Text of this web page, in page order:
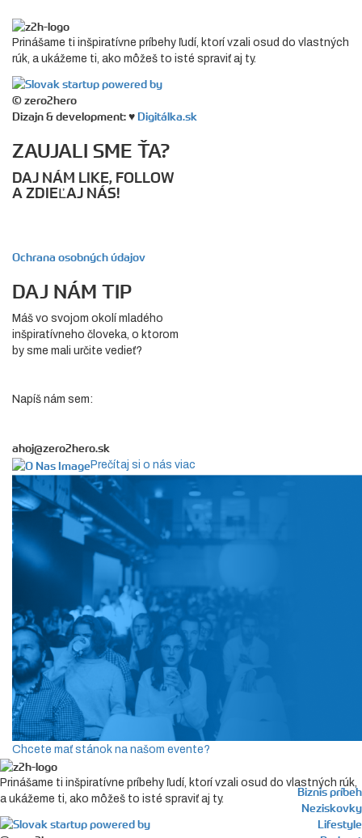
Prinášame ti inšpiratívne príbehy ľudí, ktorí vzali osud do vlastných
rúk, a ukážeme ti, ako môžeš to isté spraviť aj ty.
© zero2hero
Dizajn & development: ♥ Digitálka.sk
ZAUJALI SME ŤA?
DAJ NÁM LIKE, FOLLOW
A ZDIEĽAJ NÁS!
Ochrana osobných údajov
DAJ NÁM TIP
Máš vo svojom okolí mladého
inšpiratívneho človeka, o ktorom
by sme mali určite vedieť?
Napíš nám sem:
ahoj@zero2hero.sk
Prečítaj si o nás viac
Chcete mať stánok na našom evente?
Prinášame ti inšpiratívne príbehy ľudí, ktorí vzali osud do vlastných rúk,
a ukážeme ti, ako môžeš to isté spraviť aj ty.
Biznis príbeh
Neziskovky
Lifestyle